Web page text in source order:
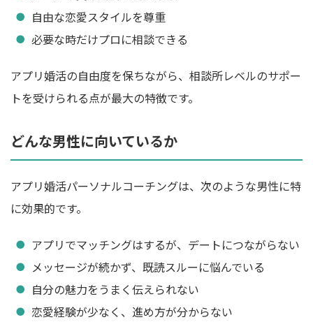
自由な恋愛スタイルを尊重
必要な時だけプロに相談できる
アプリ婚活の自由度を保ちながら、相談所レベルのサポー
トを受けられる点が最大の特徴です。
どんな男性に向いているか
アプリ婚活パーソナルコーチングは、次のような男性に特
に効果的です。
アプリでマッチングはするが、デートにつながらない
メッセージが続かず、既読スルーに悩んでいる
自分の魅力をうまく伝えられない
恋愛経験が少なく、進め方が分からない